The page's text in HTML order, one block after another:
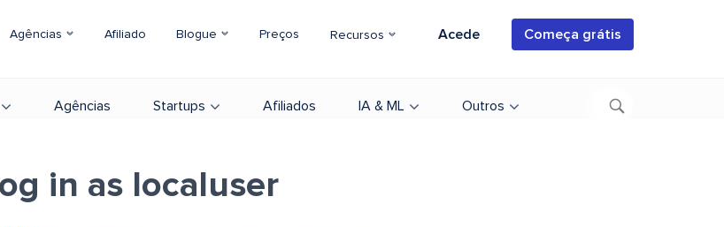
Agências Afiliado Blogue Preços Recursos Acede Começa grátis
Agências Startups Afiliados IA & ML Outros
in as localuser